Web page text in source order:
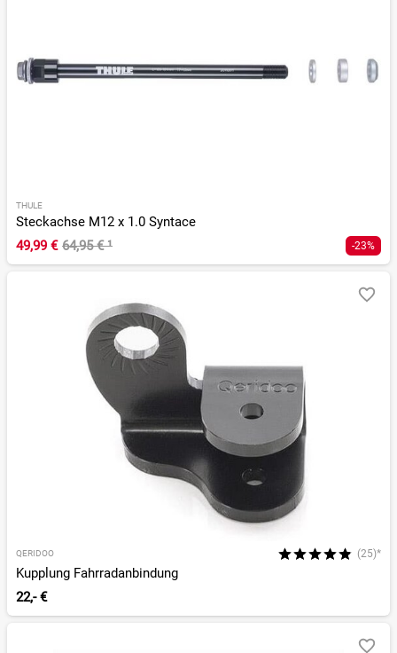
THULE
Steckachse M12 x 1.0 Syntace
49,99 € 64,95 €¹ -23%
QERIDOO (25)*
Kupplung Fahrradanbindung
22,- €